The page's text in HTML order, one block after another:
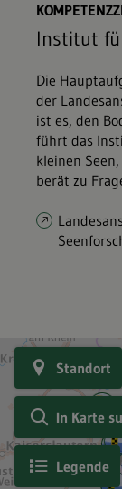
Institut
Die
der
ist es, den
führt das
kleinen
berät zu